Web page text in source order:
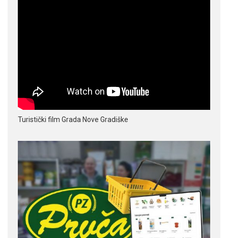
Turistički film Grada Nove Gradiške